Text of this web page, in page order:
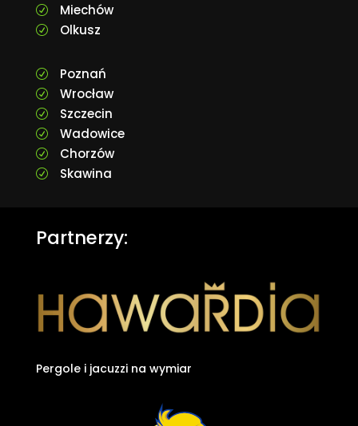
R Miechów
R Olkusz
R Poznań
R Wrocław
R Szczecin
R Wadowice
R Chorzów
R Skawina
Partnerzy:
Pergole i jacuzzi na wymiar